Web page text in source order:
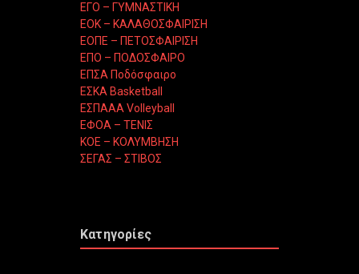
ΕΓΟ – ΓΥΜΝΑΣΤΙΚΗ
ΕΟΚ – ΚΑΛΑΘΟΣΦΑΙΡΙΣΗ
ΕΟΠΕ – ΠΕΤΟΣΦΑΙΡΙΣΗ
ΕΠΟ – ΠΟΔΟΣΦΑΙΡΟ
ΕΠΣΑ Ποδόσφαιρο
ΕΣΚΑ Basketball
ΕΣΠΑΑΑ Volleyball
ΕΦΟΑ – ΤΕΝΙΣ
ΚΟΕ – ΚΟΛΥΜΒΗΣΗ
ΣΕΓΑΣ – ΣΤΙΒΟΣ
Κατηγορίες